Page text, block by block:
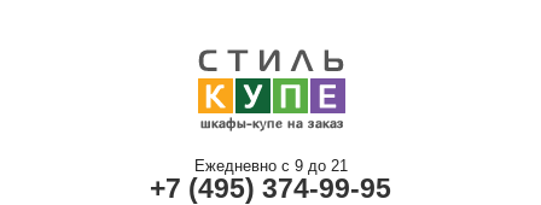
Ежедневно с 9 до 21
+7 (495) 374-99-95